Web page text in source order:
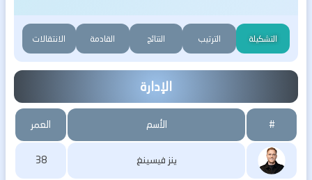
التشكيلة الترتيب النتائج القادمة الانتقالات
الإدارة
# الأسم العمر
ينز فيسينغ 38